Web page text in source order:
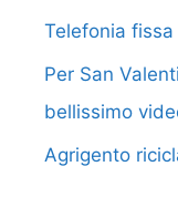
Telefonia
Per San
bellissimo
Agrigento